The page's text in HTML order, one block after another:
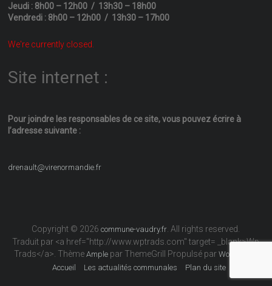
Jeudi : 8h00 – 12h00 / 13h30 – 18h00
Vendredi : 8h00 – 12h00 / 13h30 – 17h00
We're currently closed.
Site internet :
Pour joindre les responsables de ce site, vous pouvez écrire à
l’adresse suivante :
drenault@virenormandie.fr
Copyright © 2026commune-vaudry.fr . All rights reserved.
Traduit par <a href="http://www.wptrads.com" target= _blank>Wp
Trads</a>. ThèmeAmple par ThemeGrill Propulsé parWordPress
Accueil
Les actualités communales Plan du site